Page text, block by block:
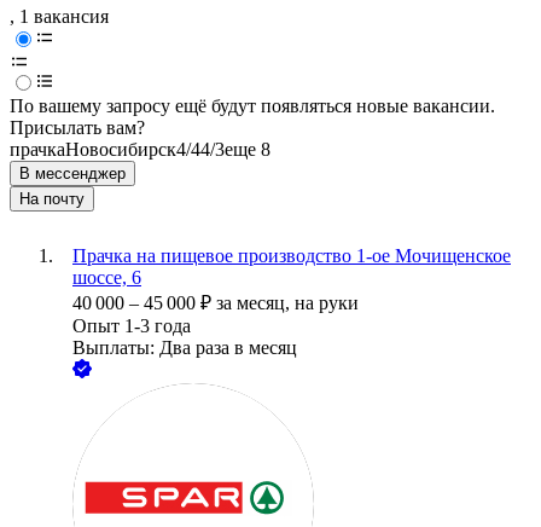
, 1 вакансия
По вашему запросу ещё будут появляться новые вакансии.
Присылать вам?
прачкаНовосибирск4/44/3еще 8
В мессенджер
На почту
Прачка на пищевое производство 1-ое Мочищенское
шоссе, 6
40 000 – 45 000 ₽ за месяц, на руки
Опыт 1-3 года
Выплаты: Два раза в месяц